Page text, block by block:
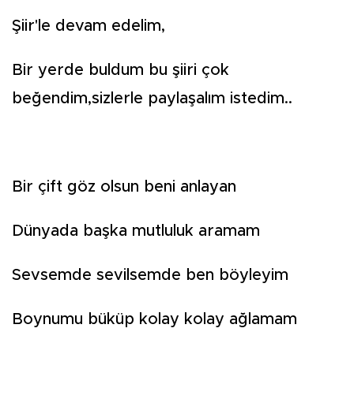
Şiir'le devam edelim,
Bir yerde buldum bu şiiri çok
beğendim,sizlerle paylaşalım istedim..
Bir çift göz olsun beni anlayan
Dünyada başka mutluluk aramam
Sevsemde sevilsemde ben böyleyim
Boynumu büküp kolay kolay ağlamam